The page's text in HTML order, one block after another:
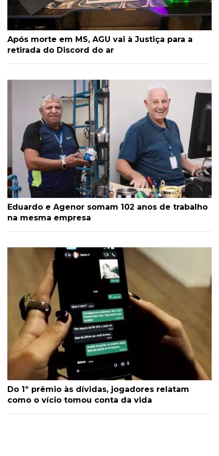
Após morte em MS, AGU vai à Justiça para a
retirada do Discord do ar
Eduardo e Agenor somam 102 anos de trabalho
na mesma empresa
Do 1º prêmio às dívidas, jogadores relatam
como o vício tomou conta da vida